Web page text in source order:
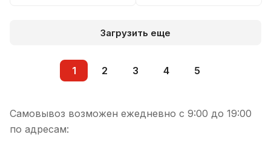
Загрузить еще
1 2 3 4 5
Самовывоз возможен ежедневно с 9:00 до 19:00
по адресам: